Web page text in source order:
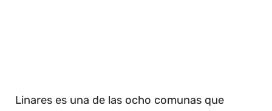
Linares es una de las ocho comunas que